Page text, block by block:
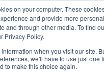
on your computer. These
and provide more
and through other media. To find
Privacy Policy.
when you visit our site.
we'll have to use just one
to make this choice again.
Schule